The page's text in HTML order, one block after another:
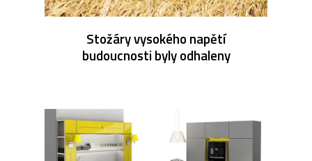
Stožáry vysokého napětí
budoucnosti byly odhaleny